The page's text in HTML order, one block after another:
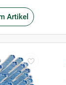
Artikel